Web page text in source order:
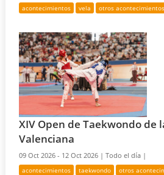
acontecimientos vela otros acontecimientos
XIV Open de Taekwondo de
Valenciana
09 Oct 2026 - 12 Oct 2026 |Todo el día |
acontecimientos taekwondo otros